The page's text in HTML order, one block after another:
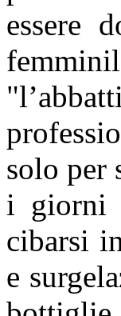
essere
solo per
i giorni
cibarsi
e